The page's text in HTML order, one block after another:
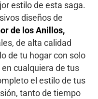
estilo de esta saga.
diseños de
de los Anillos,
de alta calidad
de tu hogar con solo
cualquiera de tus
el estilo de tus
tanto de tiempo